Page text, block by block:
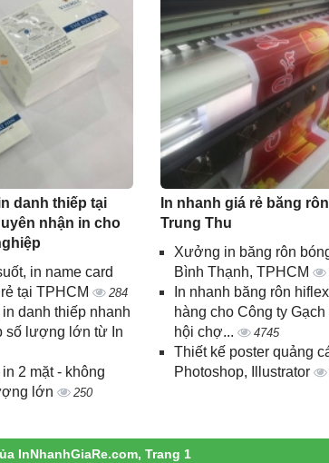
danh thiếp tại
nhận in cho
in name card
tại TPHCM
284
in danh thiếp nhanh
số lượng lớn từ In
2 mặt - không
lớn
250
In nhanh giá rẻ băng
Trung Thu
Xưởng in băng rôn
Bình Thạnh, TPHCM
In nhanh băng rôn
hàng cho Công ty
hội chợ...
4745
Thiết kế poster quảng
Photoshop, Illustrator
InNhanhGiaRe.com, Trang 1